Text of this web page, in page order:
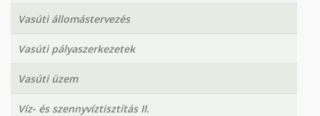
Vasúti állomástervezés
Vasúti pályaszerkezetek
Vasúti üzem
Víz- és szennyvíztisztítás II.